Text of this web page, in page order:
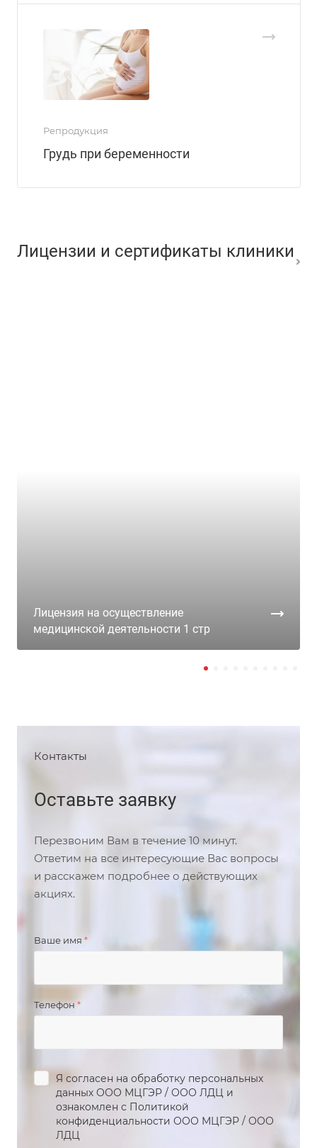
Репродукция
Грудь при беременности
Лицензии и сертификаты клиники
Лицензия на осуществление
медицинской деятельности 1 стр
Контакты
Оставьте заявку
Перезвоним Вам в течение 10 минут.
Ответим на все интересующие Вас вопросы
и расскажем подробнее о действующих
акциях.
Ваше имя *
Телефон*
Я согласен на обработку персональных
данных ООО МЦГЭР / ООО ЛДЦ и
ознакомлен с Политикой
конфиденциальности ООО МЦГЭР / ООО
ЛДЦ